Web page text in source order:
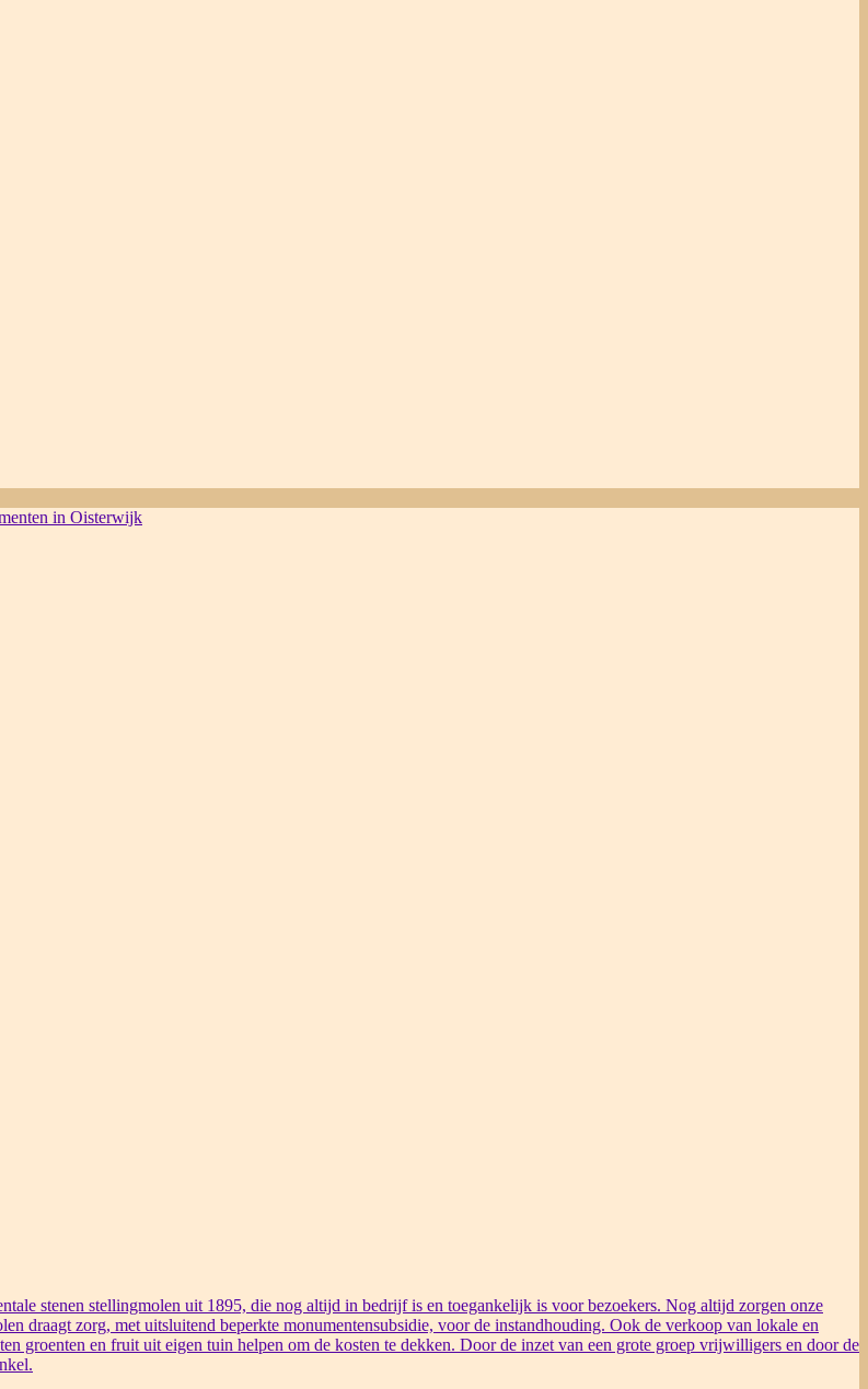
in Oisterwijk
stenen stellingmolen uit 1895, die nog altijd in bedrijf is en toegankelijk is voor bezoekers. Nog altijd zorgen onze
draagt zorg, met uitsluitend beperkte monumentensubsidie, voor de instandhouding. Ook de verkoop van lokale en
groenten en fruit uit eigen tuin helpen om de kosten te dekken. Door de inzet van een grote groep vrijwilligers en door de